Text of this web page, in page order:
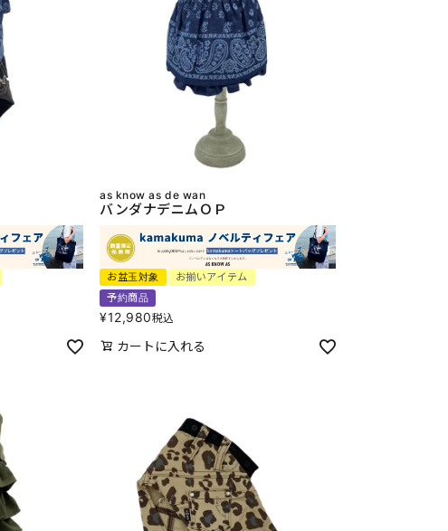
as know as de wan
バンダナデニムＯＰ
お盆玉対象
お揃いアイテム
予約商品
¥12,980税込
カートに入れる